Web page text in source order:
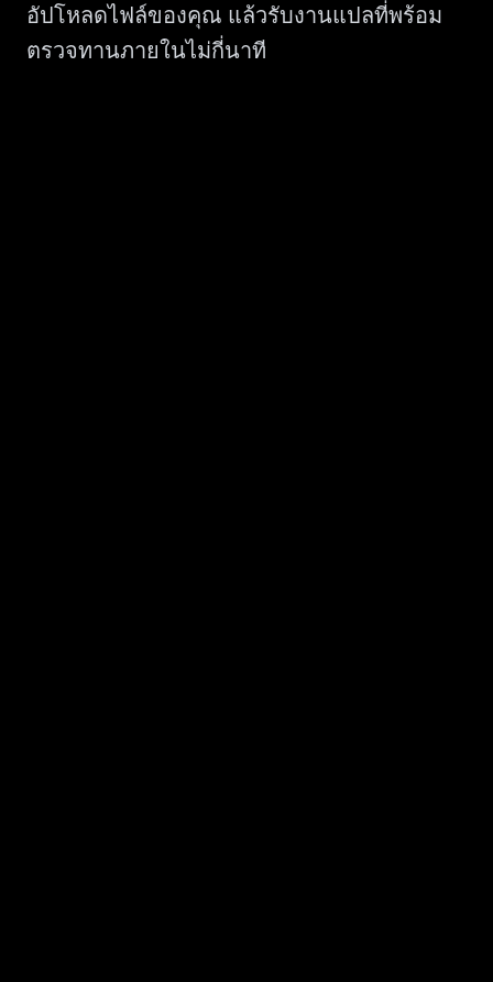
อัปโหลดไฟล์ของคุณ แล้วรับงานแปลที่พร้อม
ตรวจทานภายในไม่กี่นาที